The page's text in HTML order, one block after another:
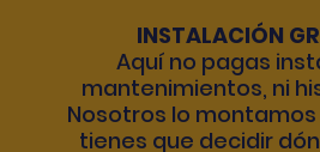
INSTALACIÓN
Aquí no pagas
mantenimientos, ni
Nosotros lo
tienes que decidir